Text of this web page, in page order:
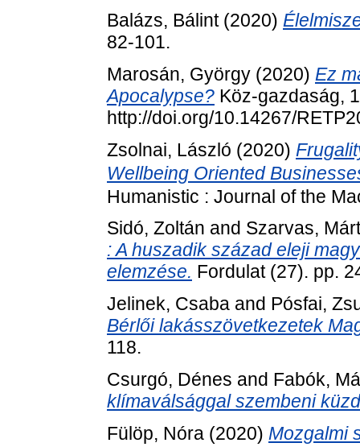
Balázs, Bálint(2020)
82-101.
Marosán, György (2020) Ez
Apocalypse? Köz-gazdaság,
http://doi.org/10.14267/
Zsolnai, László (2020)
Wellbeing Oriented
Humanistic : Journal of the
Sidó, Zoltán and Szarvas,
: A huszadik század eleji
elemzése. Fordulat (27). pp.
Jelinek, Csaba and Pósfai,
Bérlői lakásszövetkezetek
118.
Csurgó, Dénes and Fabók,
klímaválsággal szembeni
Fülöp, Nóra (2020) Mozgalmi